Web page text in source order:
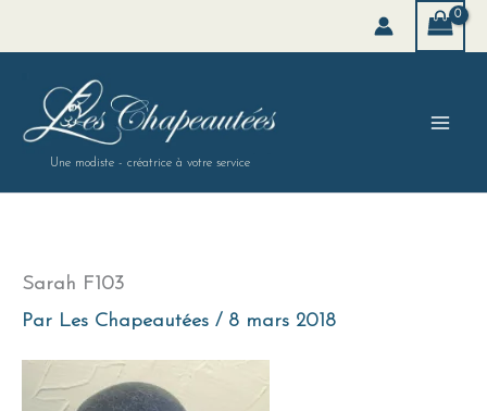
contenu
Une modiste - créatrice à votre service
Sarah F103
Par Les Chapeautées / 8 mars 2018